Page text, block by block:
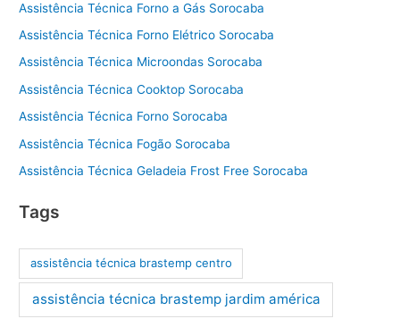
Assistência Técnica Forno a Gás Sorocaba
Assistência Técnica Forno Elétrico Sorocaba
Assistência Técnica Microondas Sorocaba
Assistência Técnica Cooktop Sorocaba
Assistência Técnica Forno Sorocaba
Assistência Técnica Fogão Sorocaba
Assistência Técnica Geladeia Frost Free Sorocaba
Tags
assistência técnica brastemp centro
assistência técnica brastemp jardim américa